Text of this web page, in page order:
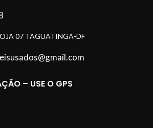
07 TAGUATINGA-DF
– USE O GPS